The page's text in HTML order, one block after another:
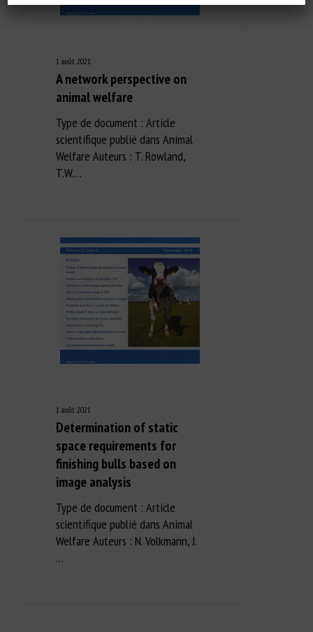
1 août 2021
A network perspective on
animal welfare
Type de document : Article
scientifique publié dans Animal
Welfare Auteurs : T. Rowland,
T.W.…
1 août 2021
Determination of static
space requirements for
finishing bulls based on
image analysis
Type de document : Article
scientifique publié dans Animal
Welfare Auteurs : N. Volkmann, J.
…